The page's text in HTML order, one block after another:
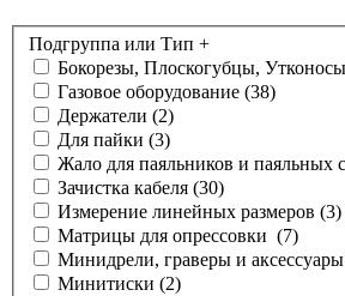
Подгруппа или Тип +
Бокорезы, Плоскогубцы, Утконосы
Газовое оборудование (38)
Держатели (2)
Для пайки (3)
Жало для паяльников и паяльных
Зачистка кабеля (30)
Измерение линейных размеров (3)
Матрицы для опрессовки (7)
Минидрели, граверы и
Минитиски (2)